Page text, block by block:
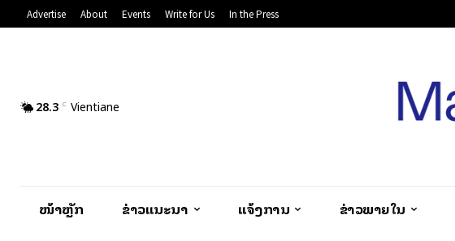
Advertise About Events Write for Us In the Press
28.3 C Vientiane
ໜ້າຫຼັກ ຂ່າວແນະນຳ ແຈ້ງການ ຂ່າວພາຍໃນ